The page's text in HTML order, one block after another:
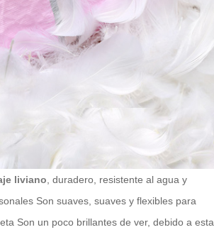
liviano , duradero, resistente al agua y
Son suaves, suaves y flexibles para
Son un poco brillantes de ver, debido a esta